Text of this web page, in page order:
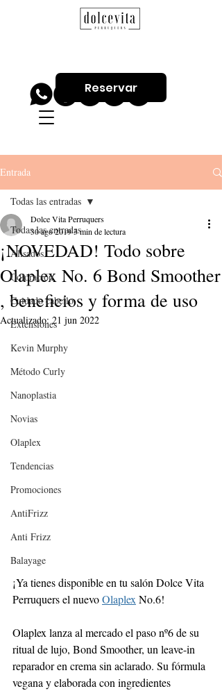
Reservar
Entrada
Todas las entradas
Alisados
Coloración
Cuidado cabello
Extensiones
Kevin Murphy
Método Curly
Nanoplastia
Novias
Olaplex
Tendencias
Promociones
AntiFrizz
Anti Frizz
Balayage
Todas las entradas
¡NOVEDAD! Todo sobre
Olaplex No. 6 Bond Smoother
, beneficios y forma de uso
Dolce Vita Perruquers
30 ago 20193 min de lectura
Actualizado:21 jun 2022
¡Ya tienes disponible en tu salón Dolce Vita
Perruquers el nuevo Olaplex No.6!
Olaplex lanza al mercado el paso nº6 de su
ritual de lujo, Bond Smoother, un leave-in
reparador en crema sin aclarado. Su fórmula
vegana y elaborada con ingredientes